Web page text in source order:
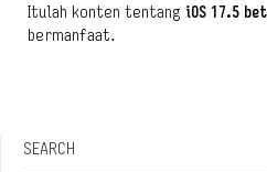
Itulah konten tentang iOS 17.5
bermanfaat.
SEARCH